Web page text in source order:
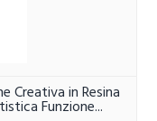
Creativa in Resina
Funzione...